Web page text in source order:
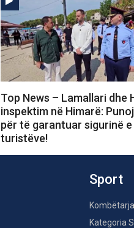
Top News – Lamallari dhe
inspektim në Himarë:
për të garantuar sigurinë e
turistëve!
Sport
Kombëtarja
Kategoria